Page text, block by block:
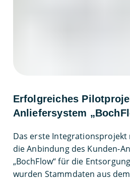
Erfolgreiches
Anliefersystem
Das erste
die Anbindung des Kunden-
„BochFlow“ für die
wurden Stammdaten aus dem